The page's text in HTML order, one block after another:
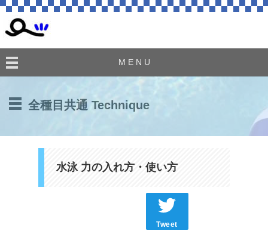
M E N U
全種目共通 Technique
水泳 力の入れ方・使い方
Tweet